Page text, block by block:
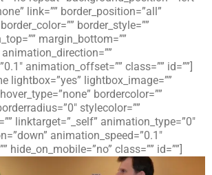
link=”” border_position=”all”
border_style=””
margin_bottom=””
animation_offset=”” class=”” id=””]
lightbox=”yes” lightbox_image=””
bordercolor=””
stylecolor=””
linktarget=”_self” animation_type=”0″
animation_speed=”0.1″
hide_on_mobile=”no” class=”” id=””]